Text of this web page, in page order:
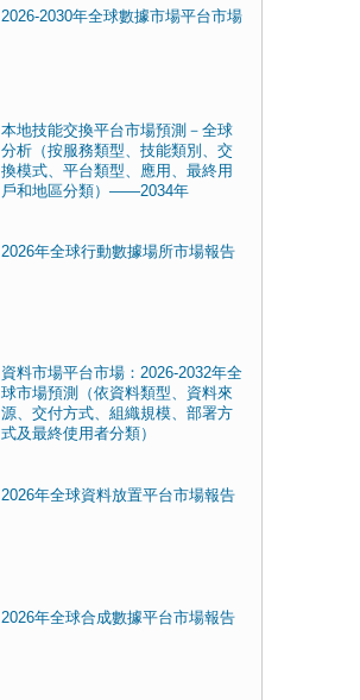
2026-2030年全球數據市場平台市場
本地技能交換平台市場預測－全球
分析（按服務類型、技能類別、交
換模式、平台類型、應用、最終用
戶和地區分類）——2034年
2026年全球行動數據場所市場報告
資料市場平台市場：2026-2032年全
球市場預測（依資料類型、資料來
源、交付方式、組織規模、部署方
式及最終使用者分類）
2026年全球資料放置平台市場報告
2026年全球合成數據平台市場報告